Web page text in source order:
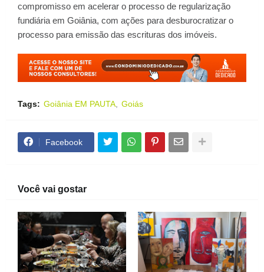
compromisso em acelerar o processo de regularização
fundiária em Goiânia, com ações para desburocratizar o
processo para emissão das escrituras dos imóveis.
Tags: Goiânia EM PAUTA Goiás
Facebook
Você vai gostar